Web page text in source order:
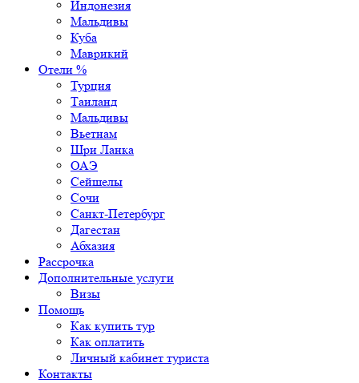
Индонезия
Мальдивы
Куба
Маврикий
Отели %
Турция
Таиланд
Мальдивы
Вьетнам
Шри Ланка
ОАЭ
Сейшелы
Сочи
Санкт-Петербург
Дагестан
Абхазия
Рассрочка
Дополнительные услуги
Визы
Помощь
Как купить тур
Как оплатить
Личный кабинет туриста
Контакты